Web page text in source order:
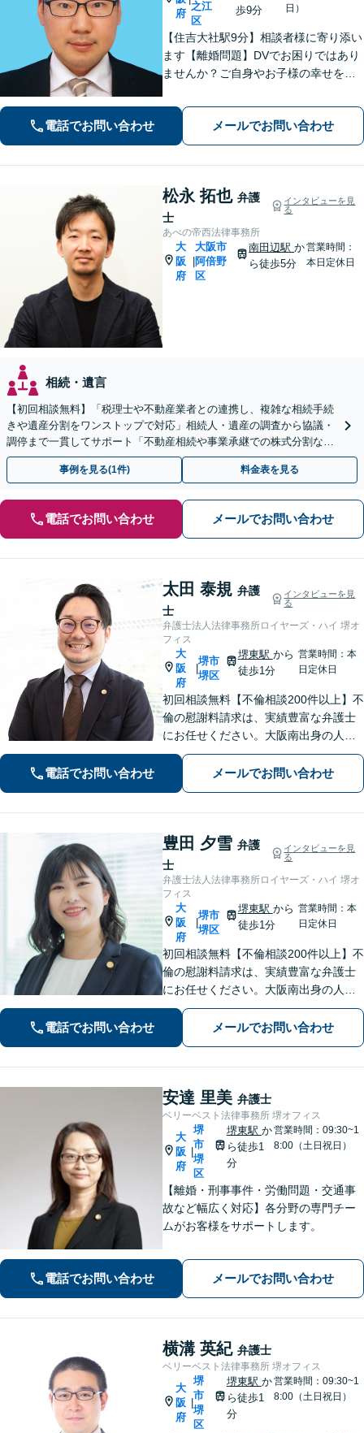
府
之江
区
歩9分 日）
【住吉大社駅9分】相談者様に寄り添い
ます【離婚問題】DVでお困りではあり
ませんか？ご自身やお子様の幸せを考
の証明や示談交渉などスピーディーに
対応。ご家族様からのご依頼も受け付
け【夜間・土日対応可】
電話でお問い合わせ メールでお問い合わせ
松永 拓也 弁護
士
インタビューを見
る
あべの帝西法律事務所
大
阪
府
大阪市
阿倍野
区
南田辺駅か
ら徒歩5分
営業時間：
本日定休日
相続・遺言
【初回相談無料】「税理士や不動産業者との連携し、複雑な相続手続
きや遺産分割をワンストップで対応」相続人・遺産の調査から協議・
調停まで一貫してサポート「不動産相続や事業承継での株式分割など
豊富な経験」【完全個室対応】【休日・夜間相談可】
事例を見る(1件) 料金表を見る
電話でお問い合わせ メールでお問い合わせ
太田 泰規 弁護
士
インタビューを見
る
弁護士法人法律事務所ロイヤーズ・ハイ 堺オ
フィス
大
阪
府
堺市
堺区
堺東駅 から
徒歩1分
営業時間：本
日定休日
初回相談無料【不倫相談200件以上】不
倫の慰謝料請求は、実績豊富な弁護士
にお任せください。大阪南出身の人情
派弁護士が対応【交通事故も強い】交
通事故に遭われてお困りの方はお気軽
にお電話ください【当日／夜間／休日
電話でお問い合わせ メールでお問い合わせ
豊田 夕雪 弁護
士
インタビューを見
る
弁護士法人法律事務所ロイヤーズ・ハイ 堺オ
フィス
大
阪
府
堺市
堺区
堺東駅 から
徒歩1分
営業時間：本
日定休日
初回相談無料【不倫相談200件以上】不
倫の慰謝料請求は、実績豊富な弁護士
にお任せください。大阪南出身の人情
派弁護士が対応【交通事故も強い】交
通事故に遭われてお困りの方はお気軽
にお電話ください【当日／夜間／休日
電話でお問い合わせ メールでお問い合わせ
安達 里美 弁護士
ベリーベスト法律事務所 堺オフィス
大
阪
府
堺
市
堺
区
堺東駅 か
ら徒歩1
分
営業時間：09:30~1
8:00（土日祝日）
【離婚・刑事事件・労働問題・交通事
故など幅広く対応】各分野の専門チー
ムがお客様をサポートします。
電話でお問い合わせ メールでお問い合わせ
横溝 英紀 弁護士
ベリーベスト法律事務所 堺オフィス
大
阪
府
堺
市
堺
区
堺東駅 か
ら徒歩1
分
営業時間：09:30~1
8:00（土日祝日）